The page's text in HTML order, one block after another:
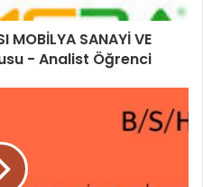
MOBİLYA SANAYİ VE
- Analist Öğrenci